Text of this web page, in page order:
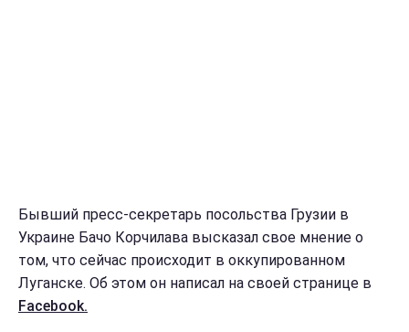
Бывший пресс-секретарь посольства Грузии в
Украине Бачо Корчилава высказал свое мнение о
том, что сейчас происходит в оккупированном
Луганске. Об этом он написал на своей странице в
Facebook.